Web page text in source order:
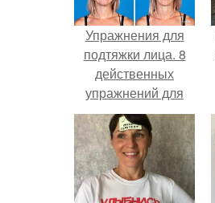
Упражнения для
подтяжки лица. 8
действенных
упражнений для
подтяжки овала
лица.